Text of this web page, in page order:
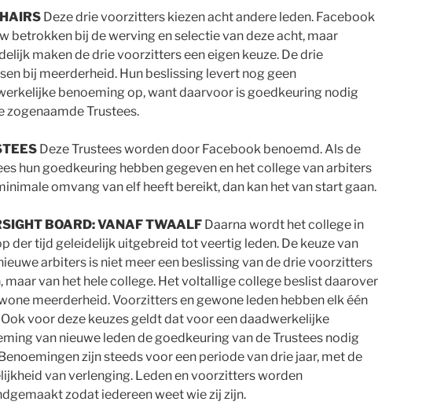
Deze drie voorzitters kiezen acht andere leden. Facebook
betrokken bij de werving en selectie van deze acht, maar
maken de drie voorzitters een eigen keuze. De drie
bij meerderheid. Hun beslissing levert nog geen
benoeming op, want daarvoor is goedkeuring nodig
zogenaamde Trustees.
Deze Trustees worden door Facebook benoemd. Als de
hun goedkeuring hebben gegeven en het college van arbiters
omvang van elf heeft bereikt, dan kan het van start gaan.
BOARD: VANAF TWAALF Daarna wordt het college in
der tijd geleidelijk uitgebreid tot veertig leden. De keuze van
arbiters is niet meer een beslissing van de drie voorzitters
maar van het hele college. Het voltallige college beslist daarover
meerderheid. Voorzitters en gewone leden hebben elk één
voor deze keuzes geldt dat voor een daadwerkelijke
van nieuwe leden de goedkeuring van de Trustees nodig
zijn steeds voor een periode van drie jaar, met de
van verlenging. Leden en voorzitters worden
zodat iedereen weet wie zij zijn.